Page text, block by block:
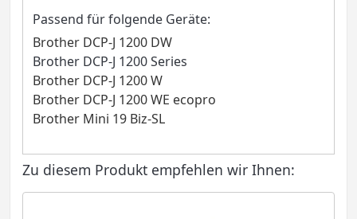
Passend für folgende Geräte:
Brother DCP-J 1200 DW
Brother DCP-J 1200 Series
Brother DCP-J 1200 W
Brother DCP-J 1200 WE ecopro
Brother Mini 19 Biz-SL
Zu diesem Produkt empfehlen wir Ihnen: